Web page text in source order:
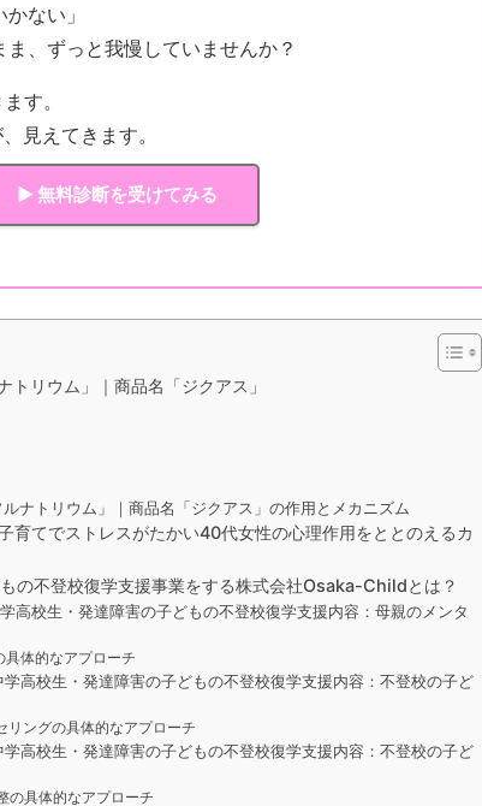
ない」
、ずっと我慢していませんか？
す。
見えてきます。
▶ 無料診断を受けてみる
リウム」｜商品名「ジクアス」
ナトリウム」｜商品名「ジクアス」の作用とメカニズム
てでストレスがたかい40代女性の心理作用をととのえるカ
の不登校復学支援事業をする株式会社Osaka-Childとは？
高校生・発達障害の子どもの不登校復学支援内容：母親のメンタ
体的なアプローチ
高校生・発達障害の子どもの不登校復学支援内容：不登校の子ど
リングの具体的なアプローチ
高校生・発達障害の子どもの不登校復学支援内容：不登校の子ど
の具体的なアプローチ